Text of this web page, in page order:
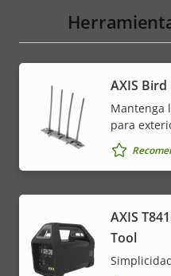
AXIS
Mantenga
para
AXIS
Tool